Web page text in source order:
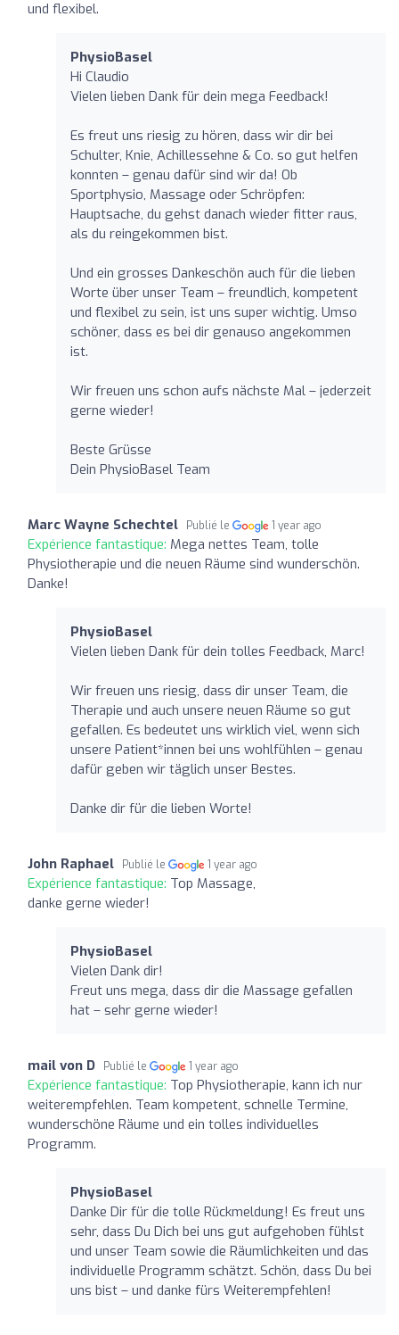
und flexibel.
PhysioBasel
Hi Claudio
Vielen lieben Dank für dein mega Feedback!
Es freut uns riesig zu hören, dass wir dir bei
Schulter, Knie, Achillessehne & Co. so gut helfen
konnten – genau dafür sind wir da! Ob
Sportphysio, Massage oder Schröpfen:
Hauptsache, du gehst danach wieder fitter raus,
als du reingekommen bist.
Und ein grosses Dankeschön auch für die lieben
Worte über unser Team – freundlich, kompetent
und flexibel zu sein, ist uns super wichtig. Umso
schöner, dass es bei dir genauso angekommen
ist.
Wir freuen uns schon aufs nächste Mal – jederzeit
gerne wieder!
Beste Grüsse
Dein PhysioBasel Team
Marc Wayne Schechtel Publié le 1 year ago
Expérience fantastique: Mega nettes Team, tolle
Physiotherapie und die neuen Räume sind wunderschön.
Danke!
PhysioBasel
Vielen lieben Dank für dein tolles Feedback, Marc!
Wir freuen uns riesig, dass dir unser Team, die
Therapie und auch unsere neuen Räume so gut
gefallen. Es bedeutet uns wirklich viel, wenn sich
unsere Patient*innen bei uns wohlfühlen – genau
dafür geben wir täglich unser Bestes.
Danke dir für die lieben Worte!
John Raphael Publié le 1 year ago
Expérience fantastique: Top Massage,
danke gerne wieder!
PhysioBasel
Vielen Dank dir!
Freut uns mega, dass dir die Massage gefallen
hat – sehr gerne wieder!
mail von D Publié le 1 year ago
Expérience fantastique: Top Physiotherapie, kann ich nur
weiterempfehlen. Team kompetent, schnelle Termine,
wunderschöne Räume und ein tolles individuelles
Programm.
PhysioBasel
Danke Dir für die tolle Rückmeldung! Es freut uns
sehr, dass Du Dich bei uns gut aufgehoben fühlst
und unser Team sowie die Räumlichkeiten und das
individuelle Programm schätzt. Schön, dass Du bei
uns bist – und danke fürs Weiterempfehlen!